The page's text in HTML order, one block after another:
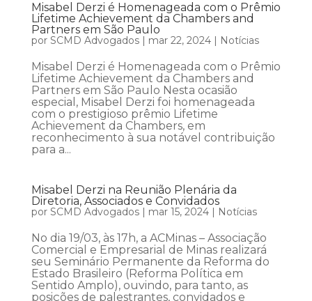
Misabel Derzi é Homenageada com o Prêmio
Lifetime Achievement da Chambers and
Partners em São Paulo
por SCMD Advogados| mar 22, 2024| Notícias
Misabel Derzi é Homenageada com o Prêmio
Lifetime Achievement da Chambers and
Partners em São Paulo Nesta ocasião
especial, Misabel Derzi foi homenageada
com o prestigioso prêmio Lifetime
Achievement da Chambers, em
reconhecimento à sua notável contribuição
para a...
Misabel Derzi na Reunião Plenária da
Diretoria, Associados e Convidados
por SCMD Advogados| mar 15, 2024| Notícias
No dia 19/03, às 17h, a ACMinas – Associação
Comercial e Empresarial de Minas realizará
seu Seminário Permanente da Reforma do
Estado Brasileiro (Reforma Política em
Sentido Amplo), ouvindo, para tanto, as
posições de palestrantes, convidados e